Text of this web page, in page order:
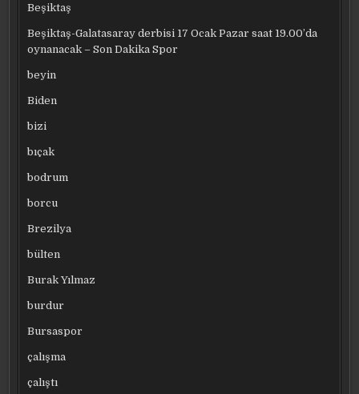
Beşiktaş
Beşiktaş-Galatasaray derbisi 17 Ocak Pazar saat 19.00’da
oynanacak – Son Dakika Spor
beyin
Biden
bizi
bıçak
bodrum
borcu
Brezilya
bülten
Burak Yılmaz
burdur
Bursaspor
çalışma
çalıştı